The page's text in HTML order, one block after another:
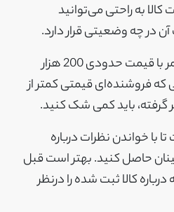
کالا به راحتی می‌توانید
چه وضعیتی قرار دارد.
به عنوان مثال، اگر یک پرایمر با قیمت حدودی 200 هزار
که فروشنده‌ای قیمتی کمتر از
با خواندن نظرات درباره
حاصل کنید. بهتر است قبل
از 4 یا 5 نظر که درباره کالا ثبت شده را درنظر